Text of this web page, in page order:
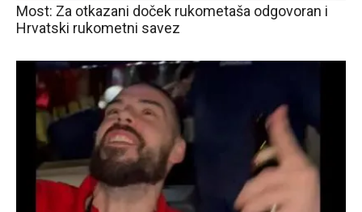
Most: Za otkazani doček rukometaša odgovoran i
Hrvatski rukometni savez